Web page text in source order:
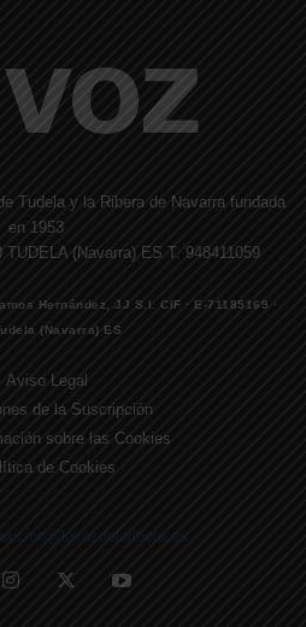
Tudela y la Ribera de Navarra fundada
en 1953
(Navarra) ES T. 948411059
Hernández, JJ S.I. CIF · E-71185169 ·
(Navarra) ES
Aviso Legal
de la Suscripción
sobre las Cookies
de Cookies